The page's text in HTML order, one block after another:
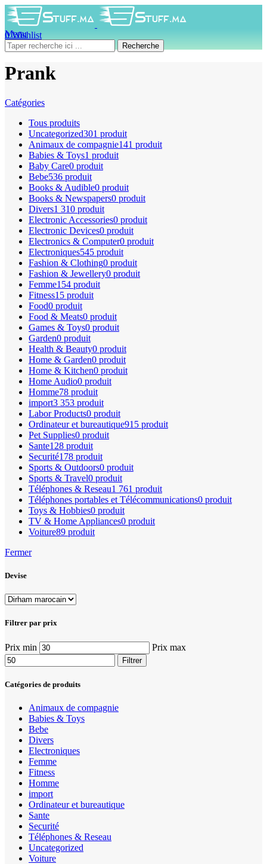
0Wishlist
0produit 0DH
Menu
Recherche
Prank
Catégories
Tous produits
Uncategorized301 produit
Animaux de compagnie141 produit
Babies & Toys1 produit
Baby Care0 produit
Bebe536 produit
Books & Audible0 produit
Books & Newspapers0 produit
Divers1 310 produit
Electronic Accessories0 produit
Electronic Devices0 produit
Electronics & Computer0 produit
Electroniques545 produit
Fashion & Clothing0 produit
Fashion & Jewellery0 produit
Femme154 produit
Fitness15 produit
Food0 produit
Food & Meats0 produit
Games & Toys0 produit
Garden0 produit
Health & Beauty0 produit
Home & Garden0 produit
Home & Kitchen0 produit
Home Audio0 produit
Homme78 produit
import3 353 produit
Labor Products0 produit
Ordinateur et bureautique915 produit
Pet Supplies0 produit
Sante128 produit
Securité178 produit
Sports & Outdoors0 produit
Sports & Travel0 produit
Téléphones & Reseau1 761 produit
Téléphones portables et Télécommunications0 produit
Toys & Hobbies0 produit
TV & Home Appliances0 produit
Voiture89 produit
Fermer
Devise
Filtrer par prix
Prix min Prix max
Filtrer
Catégories de produits
Animaux de compagnie
Babies & Toys
Bebe
Divers
Electroniques
Femme
Fitness
Homme
import
Ordinateur et bureautique
Sante
Securité
Téléphones & Reseau
Uncategorized
Voiture